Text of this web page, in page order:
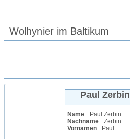
Wolhynier im Baltikum
Paul Zerbin
Name Paul Zerbin
Nachname
Zerbin
Vornamen
Paul